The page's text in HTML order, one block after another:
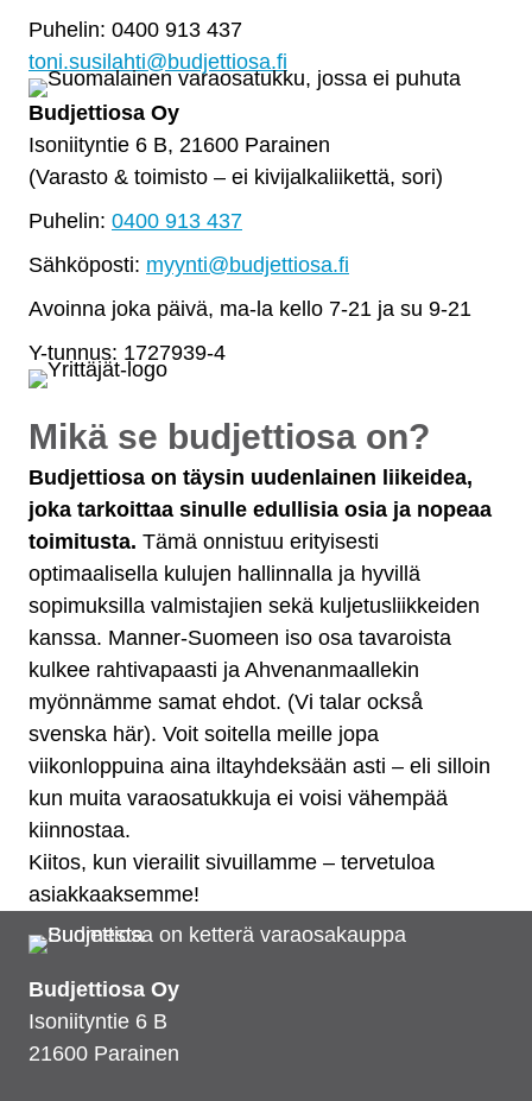
Puhelin: 0400 913 437
toni.susilahti@budjettiosa.fi
Budjettiosa Oy
Isoniityntie 6 B, 21600 Parainen
(Varasto & toimisto – ei kivijalkaliikettä, sori)
Puhelin: 0400 913 437
Sähköposti: myynti@budjettiosa.fi
Avoinna joka päivä, ma-la kello 7-21 ja su 9-21
Y-tunnus: 1727939-4
Mikä se budjettiosa on?
Budjettiosa on täysin uudenlainen liikeidea,
joka tarkoittaa sinulle edullisia osia ja nopeaa
toimitusta. Tämä onnistuu erityisesti
optimaalisella kulujen hallinnalla ja hyvillä
sopimuksilla valmistajien sekä kuljetusliikkeiden
kanssa. Manner-Suomeen iso osa tavaroista
kulkee rahtivapaasti ja Ahvenanmaallekin
myönnämme samat ehdot. (Vi talar också
svenska här). Voit soitella meille jopa
viikonloppuina aina iltayhdeksään asti – eli silloin
kun muita varaosatukkuja ei voisi vähempää
kiinnostaa.
Kiitos, kun vierailit sivuillamme – tervetuloa
asiakkaaksemme!
Budjettiosa Oy
Isoniityntie 6 B
21600 Parainen